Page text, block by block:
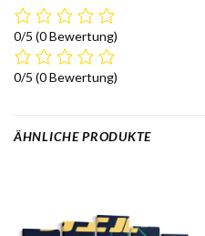
0/5 (0 Bewertung)
0/5 (0 Bewertung)
ÄHNLICHE PRODUKTE